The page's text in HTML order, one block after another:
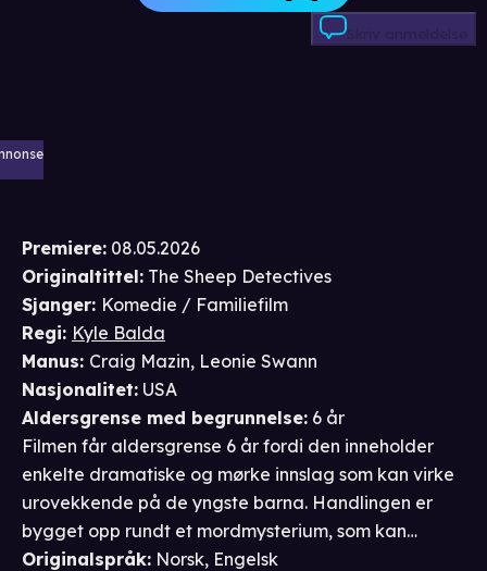
Skriv anmeldelse
Premiere: 08.05.2026
Originaltittel: The Sheep Detectives
Sjanger: Komedie / Familiefilm
Regi: Kyle Balda
Manus: Craig Mazin, Leonie Swann
Nasjonalitet: USA
Aldersgrense med begrunnelse: 6 år
Filmen får aldersgrense 6 år fordi den inneholder
enkelte dramatiske og mørke innslag som kan virke
urovekkende på de yngste barna. Handlingen er
bygget opp rundt et mordmysterium, som kan
oppleves som spennende, men også litt skremmende
Originalspråk: Norsk, Engelsk